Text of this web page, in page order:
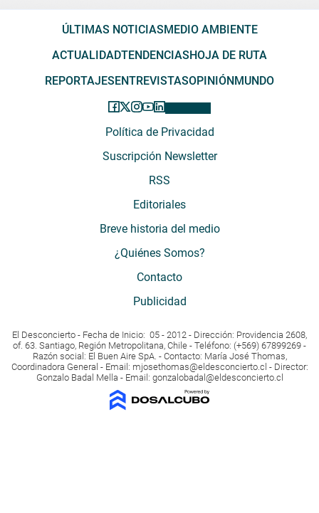
ÚLTIMAS NOTICIASMEDIO AMBIENTE
ACTUALIDADTENDENCIASHOJA DE RUTA
REPORTAJESENTREVISTASOPINIÓNMUNDO
Política de Privacidad
Suscripción Newsletter
RSS
Editoriales
Breve historia del medio
¿Quiénes Somos?
Contacto
Publicidad
El Desconcierto - Fecha de Inicio: 05 - 2012 - Dirección: Providencia 2608,
of. 63. Santiago, Región Metropolitana, Chile - Teléfono: (+569) 67899269 -
Razón social: El Buen Aire SpA. - Contacto: María José Thomas,
Coordinadora General - Email: mjosethomas@eldesconcierto.cl - Director:
Gonzalo Badal Mella - Email: gonzalobadal@eldesconcierto.cl